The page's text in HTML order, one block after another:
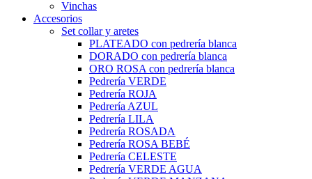
Vinchas
Accesorios
Set collar y aretes
PLATEADO con pedrería blanca
DORADO con pedrería blanca
ORO ROSA con pedrería blanca
Pedrería VERDE
Pedrería ROJA
Pedrería AZUL
Pedrería LILA
Pedrería ROSADA
Pedrería ROSA BEBÉ
Pedrería CELESTE
Pedrería VERDE AGUA